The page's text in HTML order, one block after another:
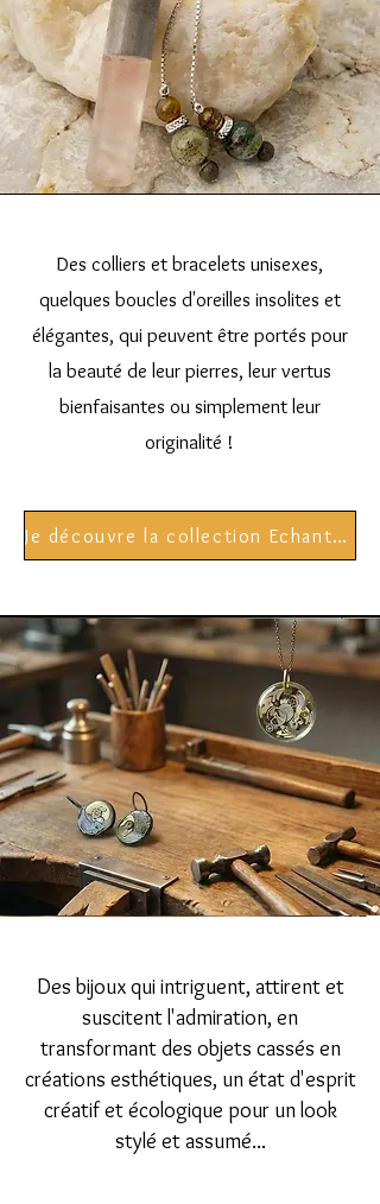
Des colliers et bracelets unisexes,
quelques boucles d'oreilles insolites et
élégantes, qui peuvent être portés pour
la beauté de leur pierres, leur vertus
bienfaisantes ou simplement leur
originalité !
Je découvre la collection Echantillon Minéral
Des bijoux qui intriguent, attirent et
suscitent l'admiration, en
transformant des objets cassés en
créations esthétiques, un état d'esprit
créatif et écologique pour un look
stylé et assumé...